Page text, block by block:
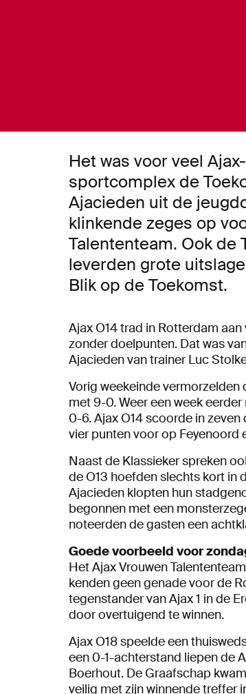
Het was voor veel
sportcomplex de
Ajacieden uit de
klinkende zeges op
Talententeam. Ook de
leverden grote
Blik op de Toekomst.
Ajax O14 trad in Rotterdam
zonder doelpunten. Dat was
Ajacieden van trainer Luc
Vorig weekeinde
met 9-0. Weer een week
0-6. Ajax O14 scoorde in
vier punten voor op Feyenoord
Naast de Klassieker spreken
de O13 hoefden slechts kort in
Ajacieden klopten hun
begonnen met een
noteerden de gasten een
Goede voorbeeld voor
Het Ajax Vrouwen
kenden geen genade voor de
tegenstander van Ajax 1 in de
door overtuigend te winnen.
Ajax O18 speelde een
een 0-1-achterstand liepen de
Boerhout. De Graafschap
veilig met zijn winnende treffer